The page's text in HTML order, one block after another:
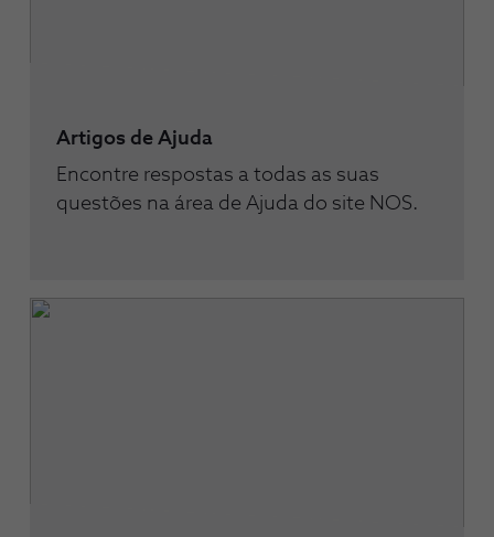
Artigos de Ajuda
Encontre respostas a todas as suas
questões na área de Ajuda do site NOS.